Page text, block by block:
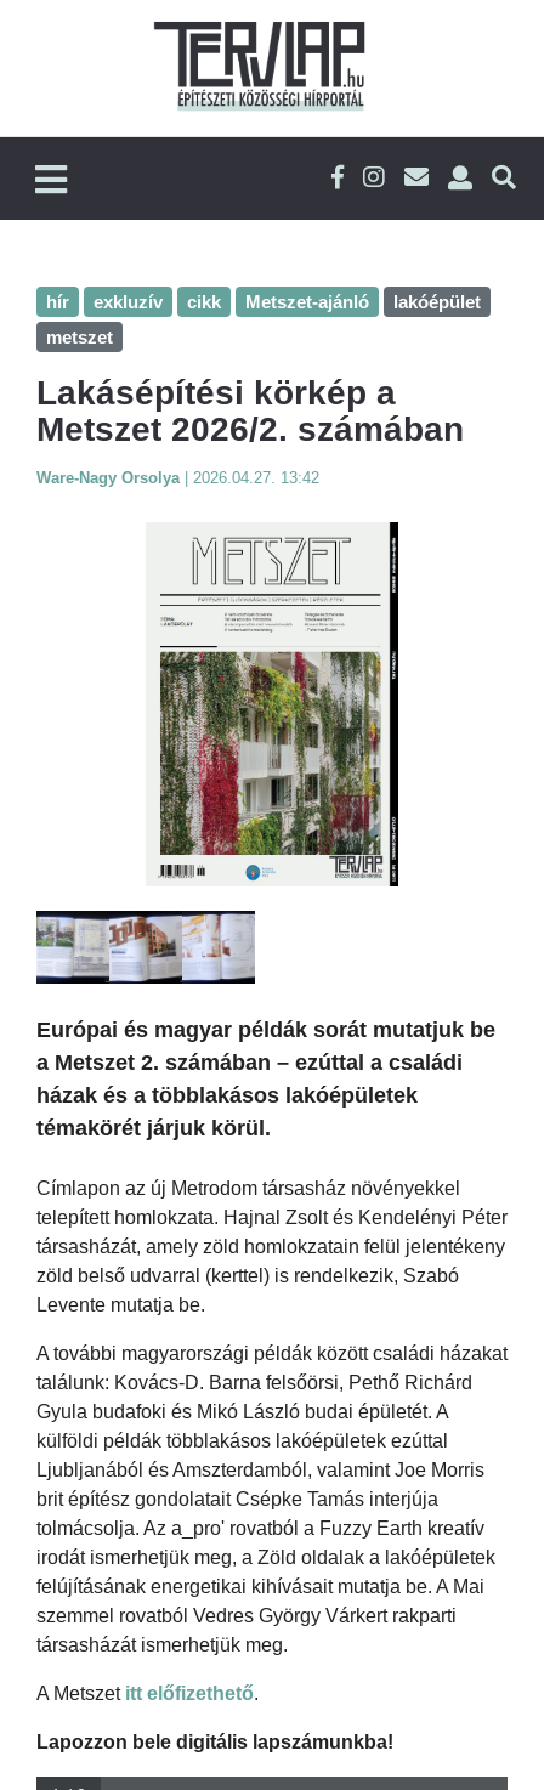
hír exkluzív cikk Metszet-ajánló
lakóépület
metszet
Lakásépítési körkép a
Metszet 2026/2. számában
Ware-Nagy Orsolya 2026.04.27. 13:42
Európai és magyar példák sorát mutatjuk be
a Metszet 2. számában – ezúttal a családi
házak és a többlakásos lakóépületek
témakörét járjuk körül.
Címlapon az új Metrodom társasház növényekkel
telepített homlokzata. Hajnal Zsolt és Kendelényi Péter
társasházát, amely zöld homlokzatain felül jelentékeny
zöld belső udvarral (kerttel) is rendelkezik, Szabó
Levente mutatja be.
A további magyarországi példák között családi házakat
találunk: Kovács-D. Barna felsőörsi, Pethő Richárd
Gyula budafoki és Mikó László budai épületét. A
külföldi példák többlakásos lakóépületek ezúttal
Ljubljanából és Amszterdamból, valamint Joe Morris
brit építész gondolatait Csépke Tamás interjúja
tolmácsolja. Az a_pro' rovatból a Fuzzy Earth kreatív
irodát ismerhetjük meg, a Zöld oldalak a lakóépületek
felújításának energetikai kihívásait mutatja be. A Mai
szemmel rovatból Vedres György Várkert rakparti
társasházát ismerhetjük meg.
A Metszet itt előfizethető.
Lapozzon bele digitális lapszámunkba!